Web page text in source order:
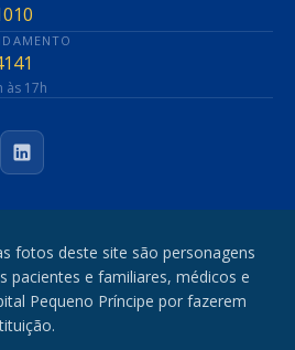
às 17h
LinkedIn
fotos deste site são personagens
pacientes e familiares, médicos e
Pequeno Príncipe por fazerem